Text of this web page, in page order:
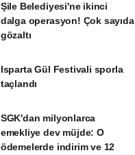
Şile Belediyesi'ne ikinci
dalga operasyon! Çok sayıda
gözaltı
Isparta Gül Festivali sporla
taçlandı
SGK'dan milyonlarca
emekliye dev müjde: O
ödemelerde indirim ve 12